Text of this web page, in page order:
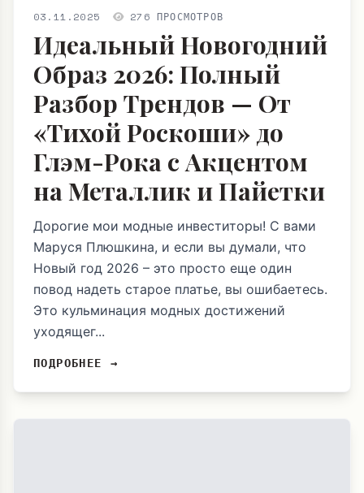
03.11.2025 276 ПРОСМОТРОВ
Идеальный Новогодний
Образ 2026: Полный
Разбор Трендов — От
«Тихой Роскоши» до
Глэм-Рока с Акцентом
на Металлик и Пайетки
Дорогие мои модные инвеститоры! С вами
Маруся Плюшкина, и если вы думали, что
Новый год 2026 – это просто еще один
повод надеть старое платье, вы ошибаетесь.
Это кульминация модных достижений
уходящег...
ПОДРОБНЕЕ →